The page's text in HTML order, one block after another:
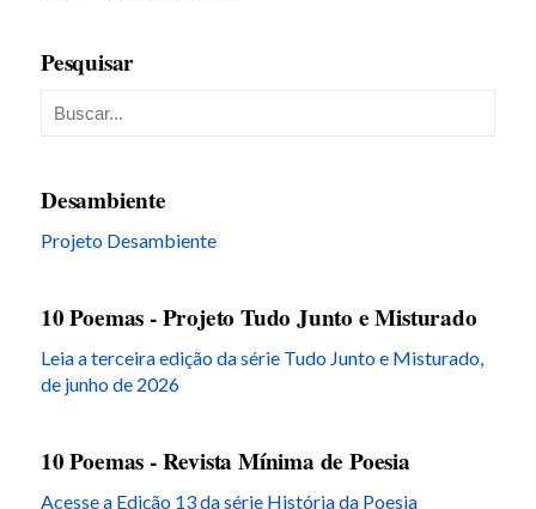
Pesquisar
Desambiente
Projeto Desambiente
10 Poemas - Projeto Tudo Junto e Misturado
Leia a terceira edição da série Tudo Junto e Misturado,
de junho de 2026
10 Poemas - Revista Mínima de Poesia
Acesse a Edição 13 da série História da Poesia